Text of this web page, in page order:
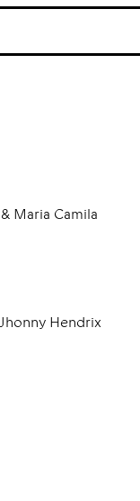
Maria Camila
Hendrix